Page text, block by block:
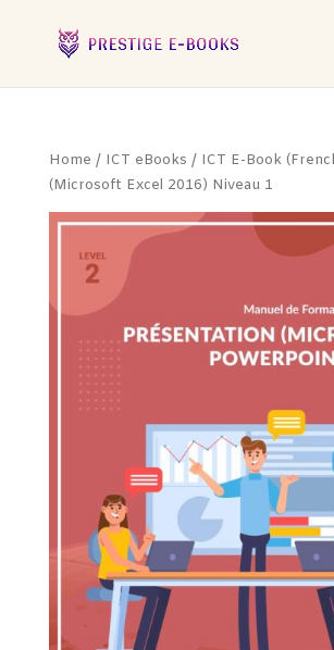
Home / ICT eBooks / ICT E-Book
(Microsoft Excel 2016) Niveau 1